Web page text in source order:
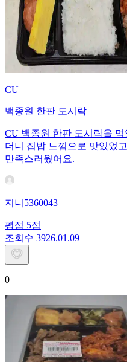
CU
백종원 한판 도시락
CU 백종원 한판 도시락을
더니 집밥 느낌으로 맛있었
만족스러웠어요.
지니5360043
평점 5점
조회수 3926.01.09
0